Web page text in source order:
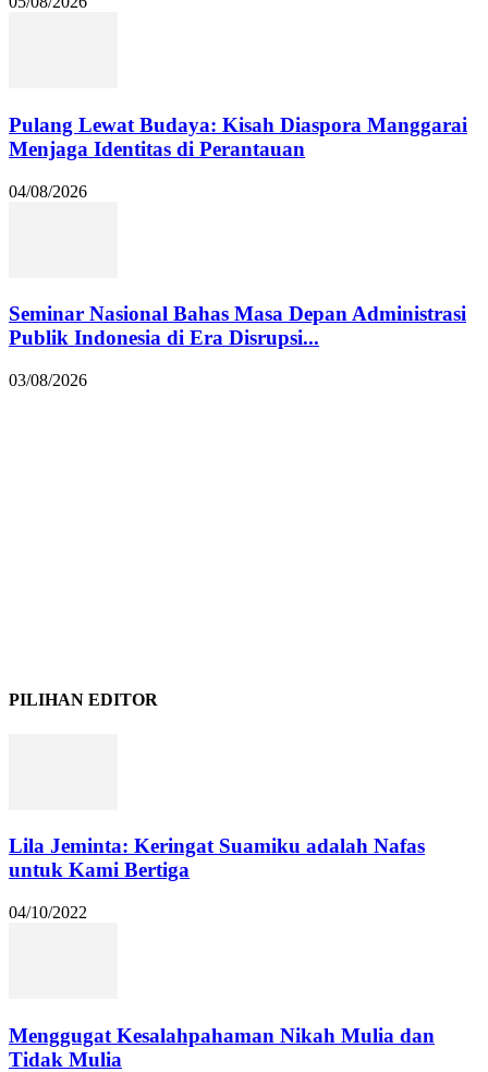
Pulang Lewat Budaya: Kisah Diaspora Manggarai
Menjaga Identitas di Perantauan
04/08/2026
Seminar Nasional Bahas Masa Depan Administrasi
Publik Indonesia di Era Disrupsi...
03/08/2026
PILIHAN EDITOR
Lila Jeminta: Keringat Suamiku adalah Nafas
untuk Kami Bertiga
04/10/2022
Menggugat Kesalahpahaman Nikah Mulia dan
Tidak Mulia